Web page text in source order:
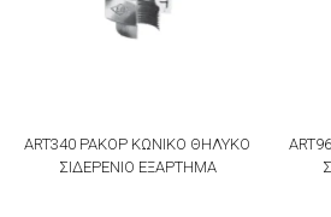
ART340 ΡΑΚΟΡ ΚΩΝΙΚΟ ΘΗΛΥΚΟ
ΣΙΔΕΡΕΝΙΟ ΕΞΑΡΤΗΜΑ